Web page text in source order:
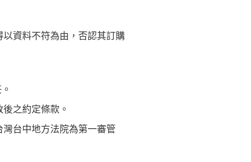
資料不符為由，否認其訂購
之約定條款。
台中地方法院為第一審管